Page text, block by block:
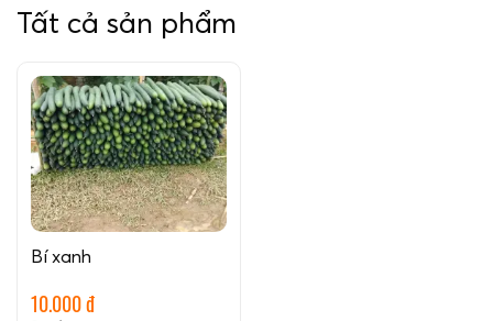
Tất cả sản phẩm
Bí xanh
10.000 đ